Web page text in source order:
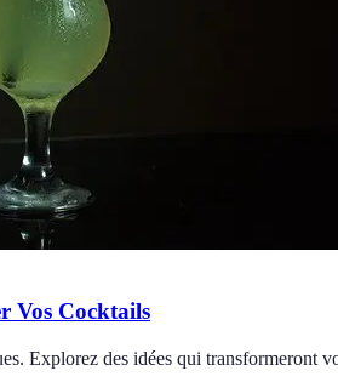
Vos Cocktails
Explorez des idées qui transformeront